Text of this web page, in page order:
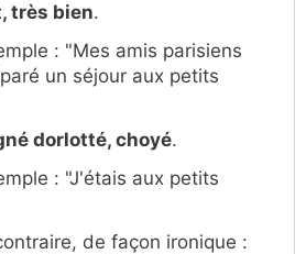
très bien.
: "Mes amis parisiens
un séjour aux petits
dorlotté, choyé.
: "J'étais aux petits
de façon ironique :